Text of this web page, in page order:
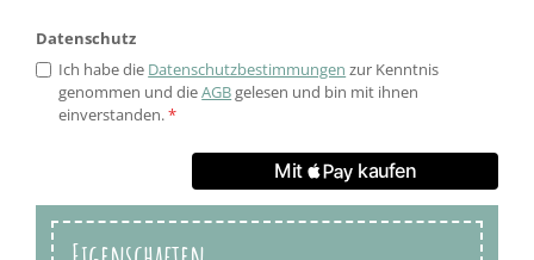
Datenschutz
Ich habe die Datenschutzbestimmungen zur Kenntnis
genommen und dieAGBgelesen und bin mit ihnen
einverstanden.*